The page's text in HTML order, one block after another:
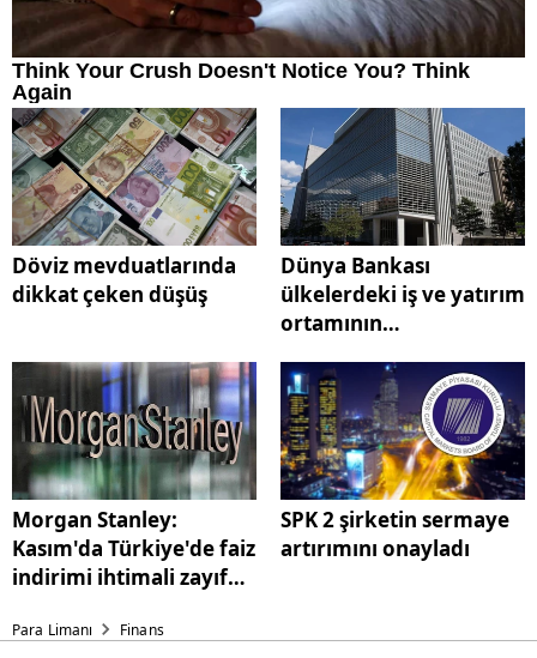
Döviz mevduatlarında
dikkat çeken düşüş
Dünya Bankası
ülkelerdeki iş ve yatırım
ortamının
raporunu yayımladı
Morgan Stanley:
Kasım'da Türkiye'de faiz
indirimi ihtimali zayıf
SPK 2 şirketin sermaye
artırımını onayladı
Para Limanı Finans